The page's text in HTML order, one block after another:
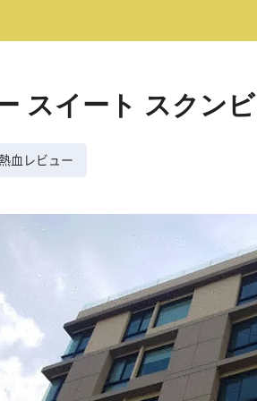
スイート スクン
血レビュー